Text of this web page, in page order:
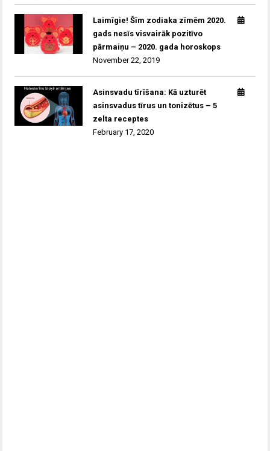
Laimīgie! Šīm zodiaka zīmēm 2020.
gads nesīs visvairāk pozitīvo
pārmaiņu – 2020. gada horoskops
November 22, 2019
Asinsvadu tīrīšana: Kā uzturēt
asinsvadus tīrus un tonizētus – 5
zelta receptes
February 17, 2020